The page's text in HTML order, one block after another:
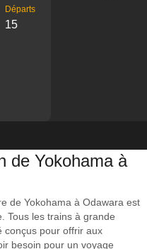
Départs
15
de Yokohama à
de Yokohama à Odawara est
Tous les trains à grande
conçus pour offrir aux
besoin pour un voyage